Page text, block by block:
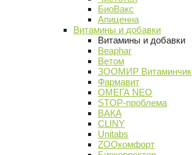
БиоВакс
Апиценна
Витамины и добавки
Витамины и добавки
Beaphar
Ветом
ЗООМИР Витаминчик
Фармавит
ОМЕГА NEO
STOP-проблема
ВАКА
CLINY
Unitabs
ZOOкомфорт